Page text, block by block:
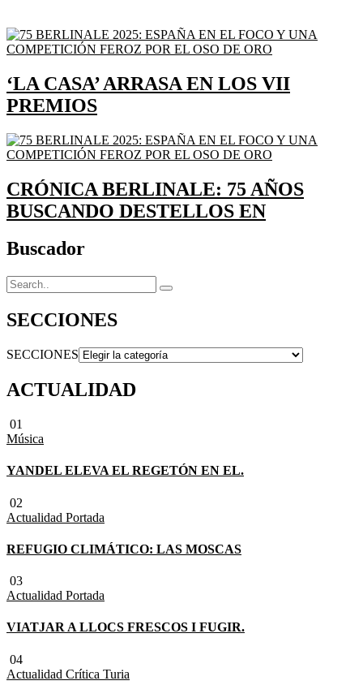
‘LA CASA’ ARRASA EN LOS VII
PREMIOS
CRÓNICA BERLINALE: 75 AÑOS
BUSCANDO DESTELLOS EN
Buscador
SECCIONES
SECCIONES
ACTUALIDAD
01
Música
YANDEL ELEVA EL REGETÓN EN EL.
02
Actualidad Portada
REFUGIO CLIMÁTICO: LAS MOSCAS
03
Actualidad Portada
VIATJAR A LLOCS FRESCOS I FUGIR.
04
Actualidad Crítica Turia